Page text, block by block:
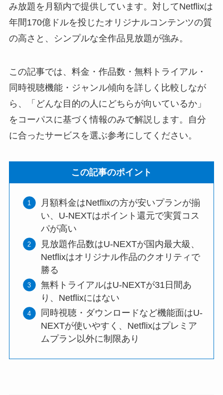
み放題を月額内で提供しています。対してNetflixは
年間170億ドルを投じたオリジナルコンテンツの質
の高さと、シンプルな全作品見放題が強み。
この記事では、料金・作品数・無料トライアル・
同時視聴機能・ジャンル傾向を詳しく比較しなが
ら、「どんな目的の人にどちらが向いているか」
をコーパスに基づく情報のみで解説します。自分
に合ったサービスを選ぶ参考にしてください。
この記事のポイント
月額料金はNetflixの方が安いプランが揃
い、U-NEXTはポイント還元で実質コス
パが高い
見放題作品数はU-NEXTが国内最大級、
Netflixはオリジナル作品のクオリティで
勝る
無料トライアルはU-NEXTが31日間あ
り、Netflixにはない
同時視聴・ダウンロードなど機能面はU-
NEXTが使いやすく、Netflixはプレミア
ムプラン以外に制限あり